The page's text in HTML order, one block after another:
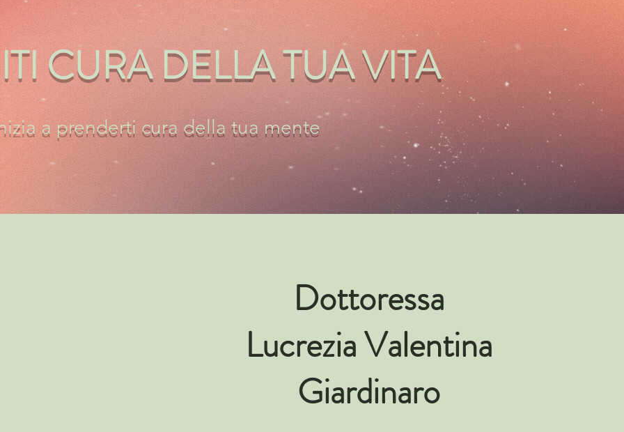
CURA DELLA TUA VITA
a prenderti cura della tua mente
Dottoressa
Lucrezia Valentina
Giardinaro